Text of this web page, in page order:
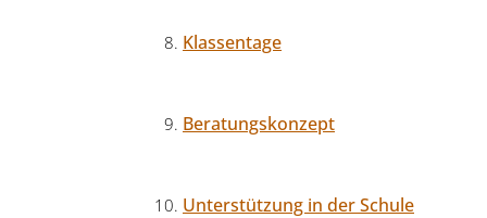
Klassentage
Beratungskonzept
Unterstützung in der Schule